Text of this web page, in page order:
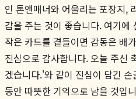
인 톤앤매너와 어울리는 포장지,
감을 주는 것이 좋습니다. 여기에
작은 카드를 곁들이면 감동은 배
진심으로 감사합니다. 오늘 주신
겠습니다.'와 같이 진심이 담긴
동안 따뜻한 기억으로 남을 것입